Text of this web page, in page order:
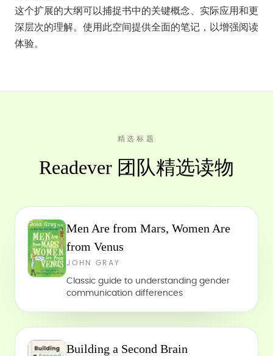
这个扩展的大纲可以捕捉书中的关键概念、实际应用和更
深层次的理解。使用此空间提供全面的笔记，以增强阅读
体验。
精选标题
Readever 团队精选读物
Men Are from Mars, Women Are
from Venus
JOHN GRAY
Classic guide to understanding gender
communication differences
Building a Second Brain